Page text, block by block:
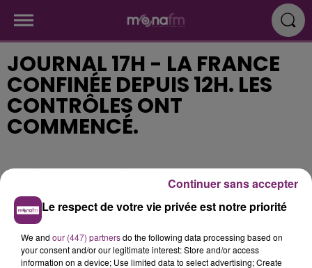
JOURNAL 17H - LA FRANCE
CONFINÉE DEPUIS 12H. LES
CONTRÔLES ONT
COMMENCÉ.
Publié : 17 mars 2020 à 16h21
Le respect de votre vie privée est notre priorité
We and our (447) partnersdo the following data processing based on
your consent and/or our legitimate interest: Store and/or access
information on a device; Use limited data to select advertising; Create
Continuer sans accepter